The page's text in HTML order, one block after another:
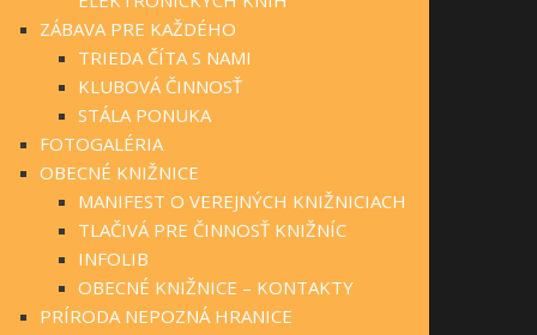
ZÁBAVA PRE KAŽDÉHO
TRIEDA ČÍTA S NAMI
KLUBOVÁ ČINNOSŤ
STÁLA PONUKA
FOTOGALÉRIA
OBECNÉ KNIŽNICE
MANIFEST O VEREJNÝCH KNIŽNICIACH
TLAČIVÁ PRE ČINNOSŤ KNIŽNÍC
INFOLIB
OBECNÉ KNIŽNICE – KONTAKTY
PRÍRODA NEPOZNÁ HRANICE